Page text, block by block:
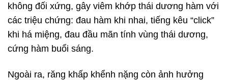
không đối xứng, gây viêm khớp thái dương hàm với
các triệu chứng: đau hàm khi nhai, tiếng kêu “click”
khi há miệng, đau đầu mãn tính vùng thái dương,
cứng hàm buổi sáng.
Ngoài ra, răng khấp khểnh nặng còn ảnh hưởng